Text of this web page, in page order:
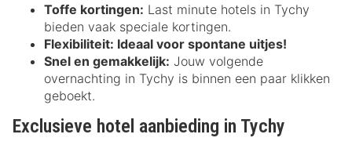
Toffe kortingen: Last minute hotels in Tychy
bieden vaak speciale kortingen.
Flexibiliteit: Ideaal voor spontane uitjes!
Snel en gemakkelijk: Jouw volgende
overnachting in Tychy is binnen een paar klikken
geboekt.
Exclusieve hotel aanbieding in Tychy